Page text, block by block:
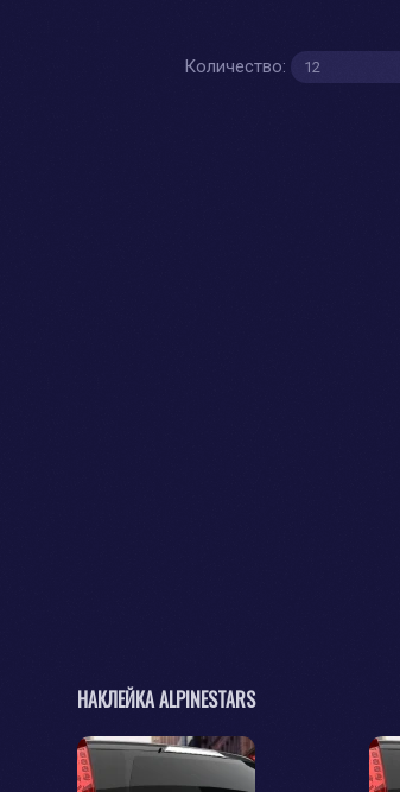
Количество:
НАКЛЕЙКА ALPINESTARS